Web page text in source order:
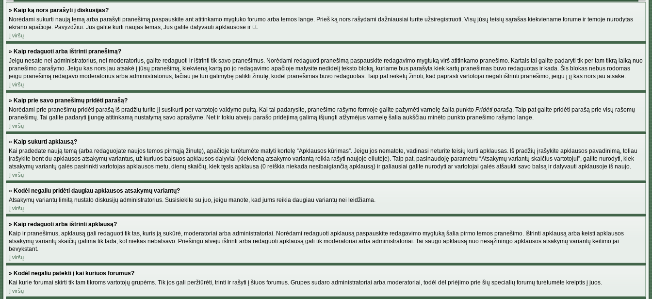
» Kaip ką nors parašyti į diskusijas?
Norėdami sukurti naują temą arba parašyti pranešimą paspauskite ant atitinkamo mygtuko forumo arba temos lange. Prieš ką nors rašydami dažniausiai turite užsiregistruoti. Visų jūsų teisių sąrašas kiekviename forume ir temoje nurodytas
ekrano apačioje. Pavyzdžiui: Jūs galite kurti naujas temas, Jūs galite dalyvauti apklausose ir t.t.
Į viršų
» Kaip redaguoti arba ištrinti pranešimą?
Jeigu nesate nei administratorius, nei moderatorius, galite redaguoti ir ištrinti tik savo pranešimus. Norėdami redaguoti pranešimą paspauskite redagavimo mygtuką virš atitinkamo pranešimo. Kartais tai galite padaryti tik per tam tikrą laiką nuo
pranešimo parašymo. Jeigu kas nors jau atsakė į jūsų pranešimą, kiekvieną kartą po jo redagavimo apačioje matysite nedidelį teksto bloką, kuriame bus parašyta kiek kartų pranešimas buvo redaguotas ir kada. Šis blokas nebus rodomas
jeigu pranešimą redagavo moderatorius arba administratorius, tačiau jie turi galimybę palikti žinutę, kodėl pranešimas buvo redaguotas. Taip pat reikėtų žinoti, kad paprasti vartotojai negali ištrinti pranešimo, jeigu į jį kas nors jau atsakė.
Į viršų
» Kaip prie savo pranešimų pridėti parašą?
Norėdami prie pranešimų pridėti parašą iš pradžių turite jį susikurti per vartotojo valdymo pultą. Kai tai padarysite, pranešimo rašymo formoje galite pažymėti varnelę šalia punkto Pridėti parašą. Taip pat galite pridėti parašą prie visų rašomų
pranešimų. Tai galite padaryti įjungę atitinkamą nustatymą savo aprašyme. Net ir tokiu atveju parašo pridėjimą galimą išjungti atžymėjus varnelę šalia aukščiau minėto punkto pranešimo rašymo lange.
Į viršų
» Kaip sukurti apklausą?
Kai pradedate naują temą (arba redaguojate naujos temos pirmąją žinutę), apačioje turėtumėte matyti kortelę “Apklausos kūrimas”. Jeigu jos nematote, vadinasi neturite teisių kurti apklausas. Iš pradžių įrašykite apklausos pavadinimą, toliau
įrašykite bent du apklausos atsakymų variantus, už kuriuos balsuos apklausos dalyviai (kiekvieną atsakymo variantą reikia rašyti naujoje eilutėje). Taip pat, pasinaudoję parametru “Atsakymų variantų skaičius vartotojui”, galite nurodyti, kiek
atsakymų variantų galės pasirinkti vartotojas apklausos metu, dienų skaičių, kiek tęsis apklausa (0 reiškia niekada nesibaigiančią apklausą) ir galiausiai galite nurodyti ar vartotojai galės atšaukti savo balsą ir dalyvauti apklausoje iš naujo.
Į viršų
» Kodėl negaliu pridėti daugiau apklausos atsakymų variantų?
Atsakymų variantų limitą nustato diskusijų administratorius. Susisiekite su juo, jeigu manote, kad jums reikia daugiau variantų nei leidžiama.
Į viršų
» Kaip redaguoti arba ištrinti apklausą?
Kaip ir pranešimus, apklausą gali redaguoti tik tas, kuris ją sukūrė, moderatoriai arba administratoriai. Norėdami redaguoti apklausą paspauskite redagavimo mygtuką šalia pirmo temos pranešimo. Ištrinti apklausą arba keisti apklausos
atsakymų variantų skaičių galima tik tada, kol niekas nebalsavo. Priešingu atveju ištrinti arba redaguoti apklausą gali tik moderatoriai arba administratoriai. Tai saugo apklausą nuo nesąžiningo apklausos atsakymų variantų keitimo jai
bevykstant.
Į viršų
» Kodėl negaliu patekti į kai kuriuos forumus?
Kai kurie forumai skirti tik tam tikroms vartotojų grupėms. Tik jos gali peržiūrėti, trinti ir rašyti į šiuos forumus. Grupes sudaro administratoriai arba moderatoriai, todėl dėl priėjimo prie šių specialių forumų turėtumėte kreiptis į juos.
Į viršų